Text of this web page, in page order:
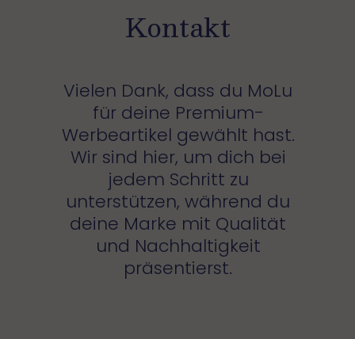
Kontakt
Vielen Dank, dass du MoLu
für deine Premium-
Werbeartikel gewählt hast.
Wir sind hier, um dich bei
jedem Schritt zu
unterstützen, während du
deine Marke mit Qualität
und Nachhaltigkeit
präsentierst.